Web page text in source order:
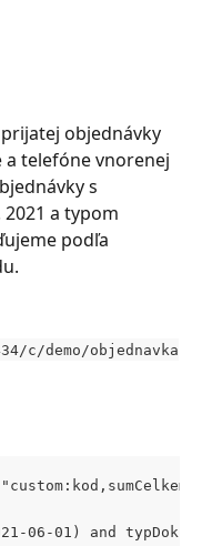
objednávky
telefóne vnorenej
s
a typom
podľa
c/demo/objednavka
06-01) and typDokl